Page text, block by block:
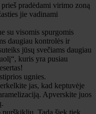
pradėdami virimo zoną
jie vadinami
su visomis spurgomis
daugiau kontrolės ir
jūsų svečiams daugiau
kuris yra pusiau
ugnies.
jas, kad keptuvėje
Apverskite juos
purškikliu. Tada šiek tiek